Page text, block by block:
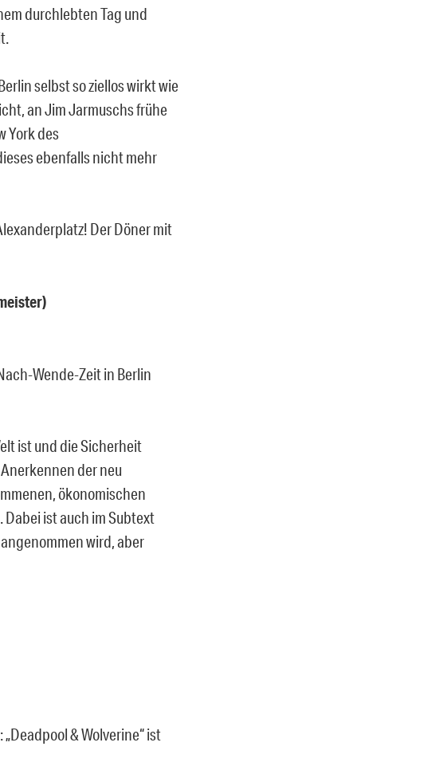
durchlebten Tag und
selbst so ziellos wirkt wie
an Jim Jarmuschs frühe
York des
ebenfalls nicht mehr
Der Döner mit
Wende-Zeit in Berlin
ist und die Sicherheit
der neu
ökonomischen
ist auch im Subtext
wird, aber
& Wolverine“ ist